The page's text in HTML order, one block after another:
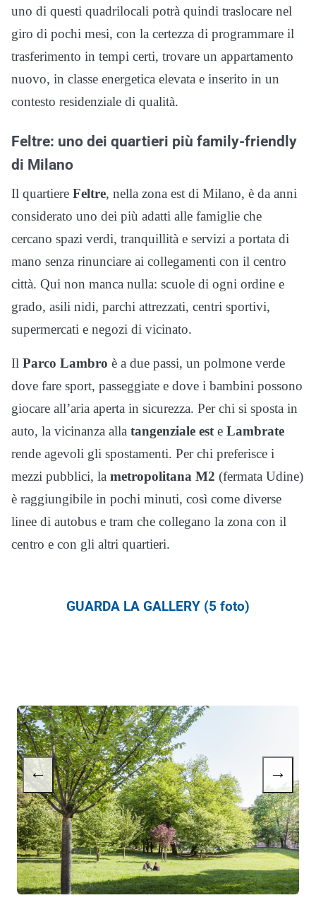
uno di questi quadrilocali potrà quindi traslocare nel
giro di pochi mesi, con la certezza di programmare il
trasferimento in tempi certi, trovare un appartamento
nuovo, in classe energetica elevata e inserito in un
contesto residenziale di qualità.
Feltre: uno dei quartieri più family-friendly
di Milano
Il quartiere Feltre, nella zona est di Milano, è da anni
considerato uno dei più adatti alle famiglie che
cercano spazi verdi, tranquillità e servizi a portata di
mano senza rinunciare ai collegamenti con il centro
città. Qui non manca nulla: scuole di ogni ordine e
grado, asili nidi, parchi attrezzati, centri sportivi,
supermercati e negozi di vicinato.
Il Parco Lambro è a due passi, un polmone verde
dove fare sport, passeggiate e dove i bambini possono
giocare all’aria aperta in sicurezza. Per chi si sposta in
auto, la vicinanza alla tangenziale est e Lambrate
rende agevoli gli spostamenti. Per chi preferisce i
mezzi pubblici, la metropolitana M2 (fermata Udine)
è raggiungibile in pochi minuti, così come diverse
linee di autobus e tram che collegano la zona con il
centro e con gli altri quartieri.
GUARDA LA GALLERY (5 foto)
← →